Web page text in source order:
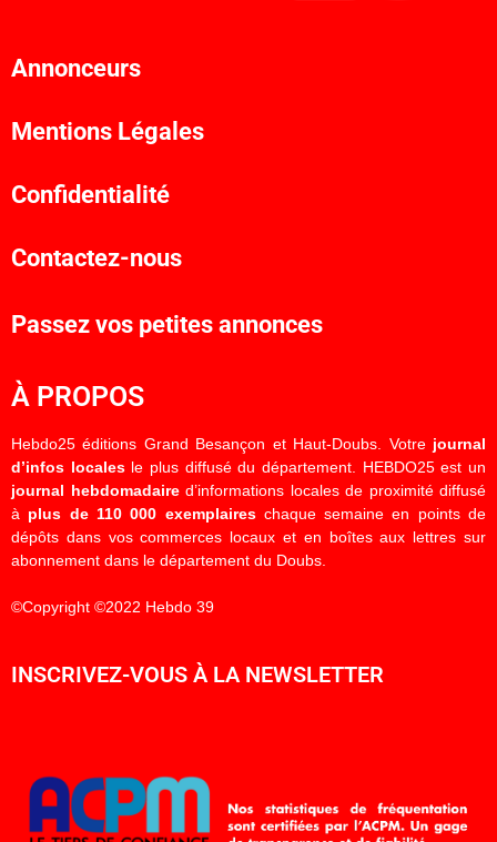
Annonceurs
Mentions Légales
Confidentialité
Contactez-nous
Passez vos petites annonces
À PROPOS
Hebdo25 éditions Grand Besançon et Haut-Doubs. Votre journal
d’infos localesle plus diffusé du département. HEBDO25 est un
journal hebdomadaired’informations locales de proximité diffusé
à plus de 110 000 exemplaireschaque semaine en points de
dépôts dans vos commerces locaux et en boîtes aux lettres sur
abonnement dans le département du Doubs.
©Copyright ©2022 Hebdo 39
INSCRIVEZ-VOUS À LA NEWSLETTER